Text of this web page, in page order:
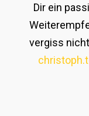
Dir ein
vergiss